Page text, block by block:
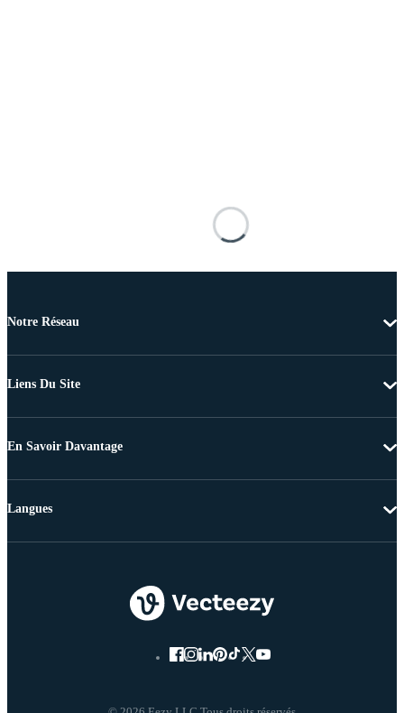
Notre Réseau
Liens Du Site
En Savoir Davantage
Langues